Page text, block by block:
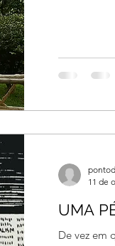
11 de
UMA
De vez em